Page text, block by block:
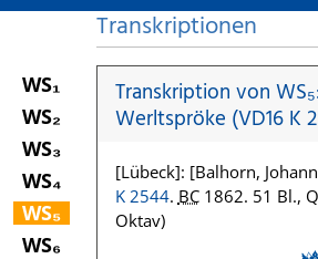
WS₁
WS₂
WS₃
WS₄
WS₅
WS₆
Transkriptionen
Transkription von
Werltspröke (VD16 K
[Lübeck]: [Balhorn,
K 2544. BC1862. 51 Bl.,
Oktav)